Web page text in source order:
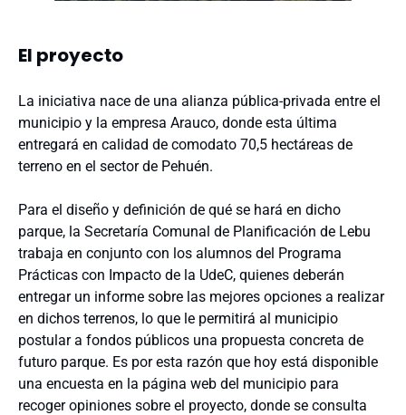
El proyecto
La iniciativa nace de una alianza pública-privada entre el
municipio y la empresa Arauco, donde esta última
entregará en calidad de comodato 70,5 hectáreas de
terreno en el sector de Pehuén.
Para el diseño y definición de qué se hará en dicho
parque, la Secretaría Comunal de Planificación de Lebu
trabaja en conjunto con los alumnos del Programa
Prácticas con Impacto de la UdeC, quienes deberán
entregar un informe sobre las mejores opciones a realizar
en dichos terrenos, lo que le permitirá al municipio
postular a fondos públicos una propuesta concreta de
futuro parque. Es por esta razón que hoy está disponible
una encuesta en la página web del municipio para
recoger opiniones sobre el proyecto, donde se consulta